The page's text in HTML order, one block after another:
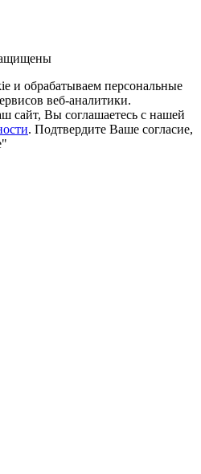
и обрабатываем персональные
веб-аналитики.
сайт, Вы соглашаетесь с нашей
. Подтвердите Ваше согласие,